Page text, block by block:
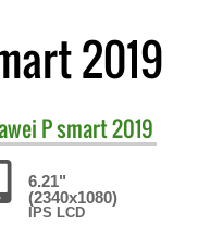
2019
P smart 2019
6.21"
(2340x1080)
IPS LCD